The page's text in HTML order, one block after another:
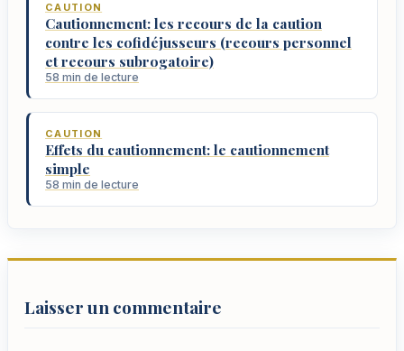
CAUTION
Cautionnement: les recours de la caution
contre les cofidéjusseurs (recours personnel
et recours subrogatoire)
58 min de lecture
CAUTION
Effets du cautionnement: le cautionnement
simple
58 min de lecture
Laisser un commentaire